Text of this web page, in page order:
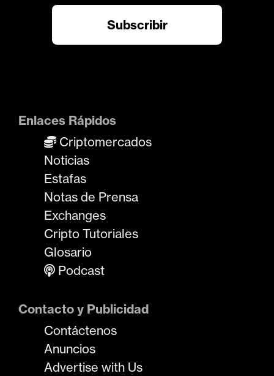
Enlaces Rápidos
Criptomercados
Noticias
Estafas
Notas de Prensa
Exchanges
Cripto Tutoriales
Glosario
Podcast
Contacto y Publicidad
Contáctenos
Anuncios
Advertise with Us